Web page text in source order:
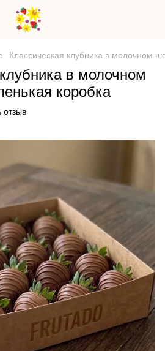
Классическая клубника в молочном
в молочном
коробка
отзыв